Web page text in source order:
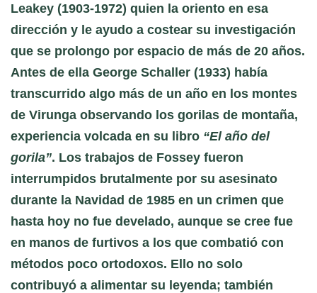
Leakey (1903-1972) quien la oriento en esa
dirección y le ayudo a costear su investigación
que se prolongo por espacio de más de 20 años.
Antes de ella George Schaller (1933) había
transcurrido algo más de un año en los montes
de Virunga observando los gorilas de montaña,
experiencia volcada en su libro “El año del
gorila”. Los trabajos de Fossey fueron
interrumpidos brutalmente por su asesinato
durante la Navidad de 1985 en un crimen que
hasta hoy no fue develado, aunque se cree fue
en manos de furtivos a los que combatió con
métodos poco ortodoxos. Ello no solo
contribuyó a alimentar su leyenda; también